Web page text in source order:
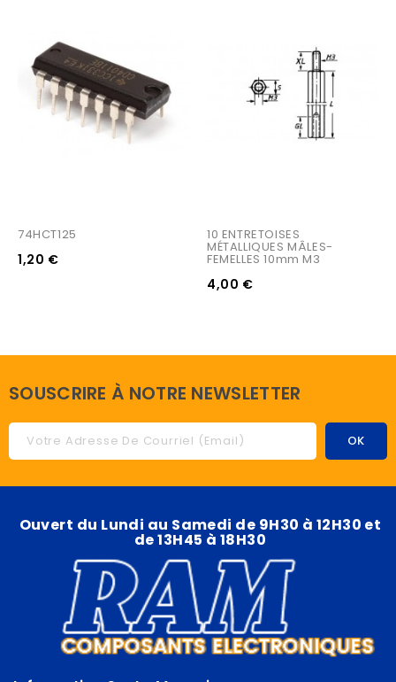
74HCT125
1,20 €
10 ENTRETOISES
MÉTALLIQUES MÂLES-
FEMELLES 10mm M3
4,00 €
SOUSCRIRE À NOTRE NEWSLETTER
Ouvert du Lundi au Samedi de 9H30 à 12H30 et
de 13H45 à 18H30